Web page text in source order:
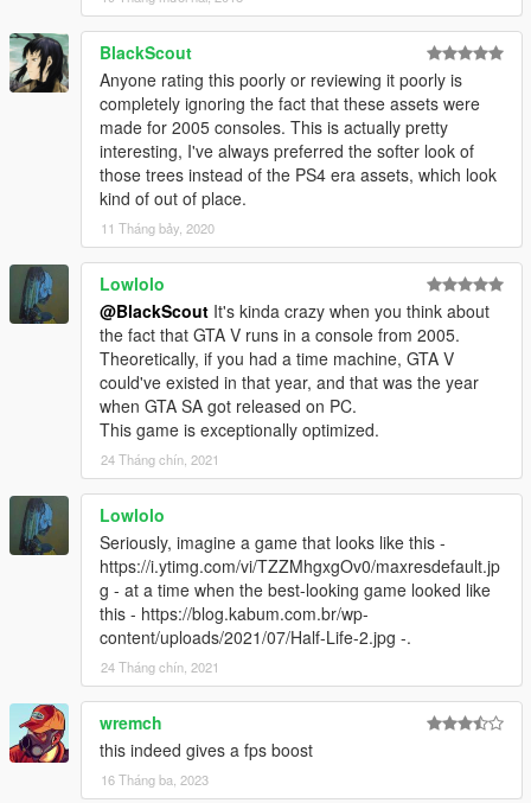
BlackScout
Anyone rating this poorly or reviewing it poorly is
completely ignoring the fact that these assets were
made for 2005 consoles. This is actually pretty
interesting, I've always preferred the softer look of
those trees instead of the PS4 era assets, which look
kind of out of place.
11 Tháng bảy, 2020
Lowlolo
@BlackScout It's kinda crazy when you think about
the fact that GTA V runs in a console from 2005.
Theoretically, if you had a time machine, GTA V
could've existed in that year, and that was the year
when GTA SA got released on PC.
This game is exceptionally optimized.
24 Tháng chín, 2021
Lowlolo
Seriously, imagine a game that looks like this -
https://i.ytimg.com/vi/TZZMhgxgOv0/maxresdefault.jp
g - at a time when the best-looking game looked like
this - https://blog.kabum.com.br/wp-
content/uploads/2021/07/Half-Life-2.jpg -.
24 Tháng chín, 2021
wremch
this indeed gives a fps boost
16 Tháng ba, 2023